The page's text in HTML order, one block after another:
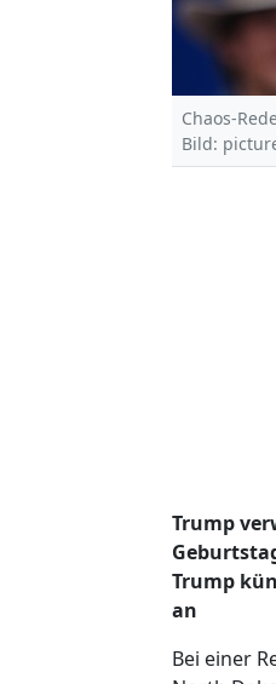
Chaos-
Bild:
Trump
Trump
an
Bei einer